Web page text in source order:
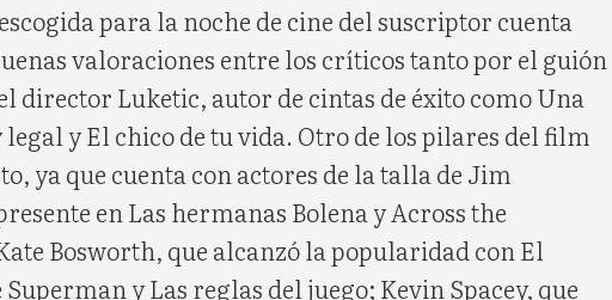
para la noche de cine del suscriptor cuenta
valoraciones entre los críticos tanto por el guión
director Luketic, autor de cintas de éxito como Una
y El chico de tu vida. Otro de los pilares del film
ya que cuenta con actores de la talla de Jim
en Las hermanas Bolena y Across the
Bosworth, que alcanzó la popularidad con El
y Las reglas del juego; Kevin Spacey, que